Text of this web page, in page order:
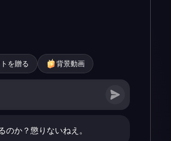
を贈る 背景動画
のか？懲りないねえ。